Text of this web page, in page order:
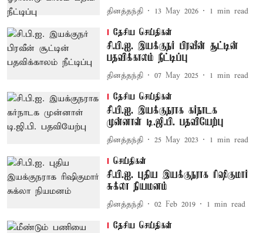
தினத்தந்தி 13 May 2026 1 min read
தேசிய செய்திகள்
சி.பி.ஐ. இயக்குநர் பிரவீன் சூட்டின்
பதவிக்காலம் நீட்டிப்பு
தினத்தந்தி 07 May 2025 1 min read
தேசிய செய்திகள்
சி.பி.ஐ. இயக்குநராக கர்நாடக
முன்னாள் டி.ஜி.பி. பதவியேற்பு
தினத்தந்தி 25 May 2023 1 min read
செய்திகள்
சி.பி.ஐ. புதிய இயக்குநராக ரிஷிகுமார்
சுக்லா நியமனம்
தினத்தந்தி 02 Feb 2019 1 min read
தேசிய செய்திகள்